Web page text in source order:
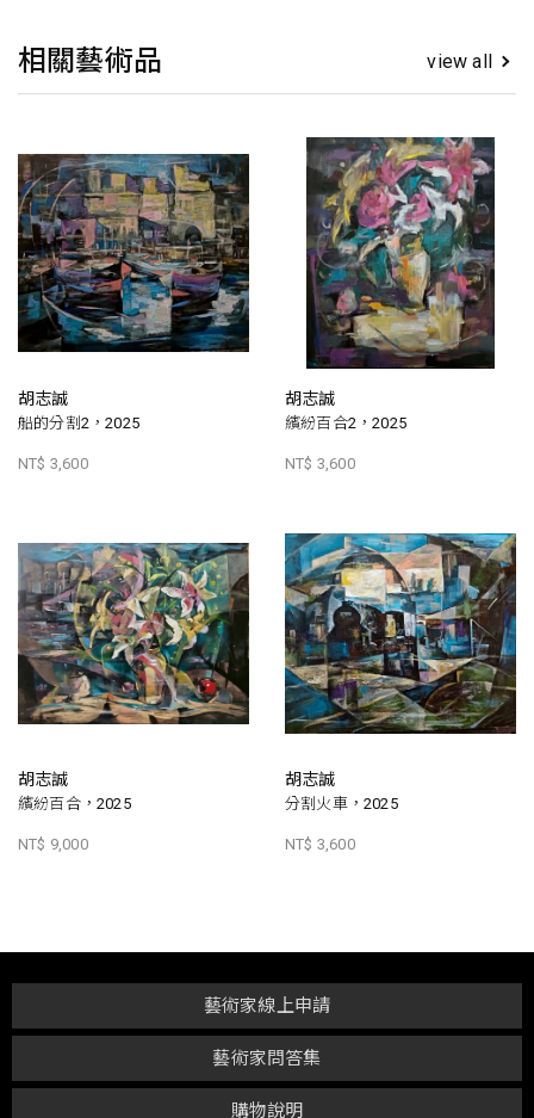
相關藝術品 view all
胡志誠
船的分割2，2025
NT$ 3,600
胡志誠
繽紛百合2，2025
NT$ 3,600
胡志誠
繽紛百合，2025
NT$ 9,000
胡志誠
分割火車，2025
NT$ 3,600
購物說明
藝術家問答集
藝術家線上申請